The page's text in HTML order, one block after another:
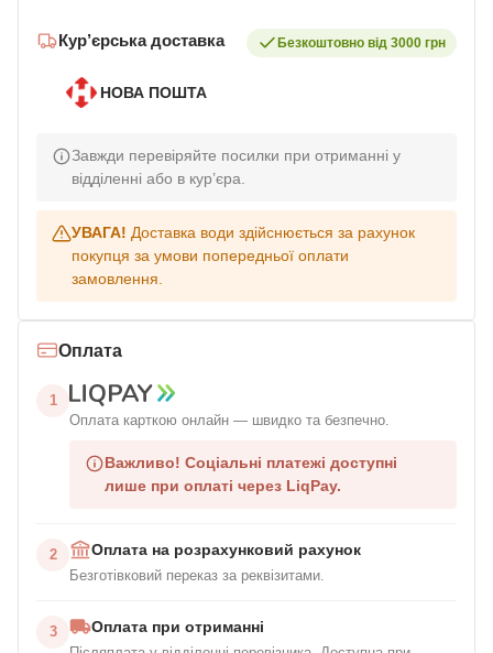
Кур’єрська доставка Безкоштовно від 3000 грн
НОВА ПОШТА
Завжди перевіряйте посилки при отриманні у
відділенні або в кур’єра.
УВАГА! Доставка води здійснюється за рахунок
покупця за умови попередньої оплати
замовлення.
Оплата
1
Оплата карткою онлайн — швидко та безпечно.
Важливо! Соціальні платежі доступні
лише при оплаті через LiqPay.
2 Оплата на розрахунковий рахунок
Безготівковий переказ за реквізитами.
3 Оплата при отриманні